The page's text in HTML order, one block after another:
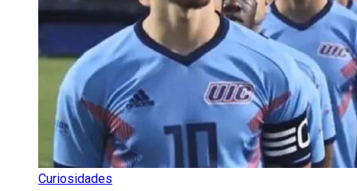
Curiosidades